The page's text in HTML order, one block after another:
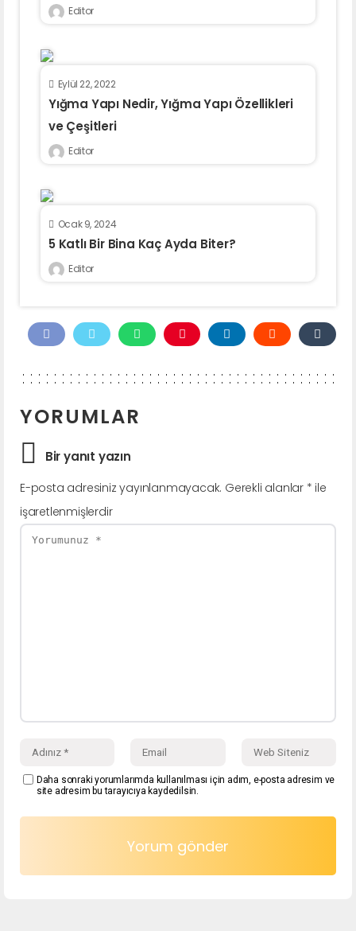
Editor
Eylül 22, 2022
Yığma Yapı Nedir, Yığma Yapı Özellikleri
ve Çeşitleri
Editor
Ocak 9, 2024
5 Katlı Bir Bina Kaç Ayda Biter?
Editor
YORUMLAR
Bir yanıt yazın
E-posta adresiniz yayınlanmayacak. Gerekli alanlar * ile
işaretlenmişlerdir
Daha sonraki yorumlarımda kullanılması için adım, e-posta adresim ve
site adresim bu tarayıcıya kaydedilsin.